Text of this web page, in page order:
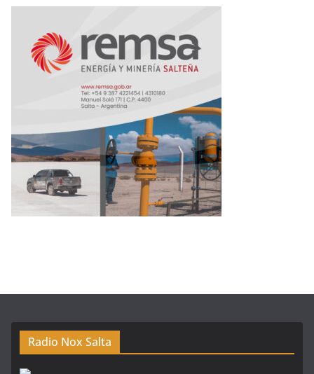
Radio Nox Salta